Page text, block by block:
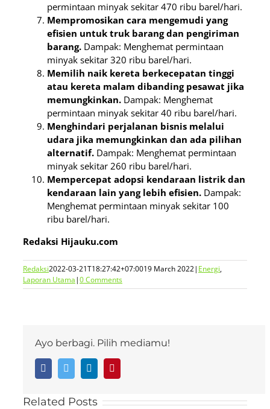
permintaan minyak sekitar 470 ribu barel/hari.
Mempromosikan cara mengemudi yang
efisien untuk truk barang dan pengiriman
barang. Dampak: Menghemat permintaan
minyak sekitar 320 ribu barel/hari.
Memilih naik kereta berkecepatan tinggi
atau kereta malam dibanding pesawat jika
memungkinkan. Dampak: Menghemat
permintaan minyak sekitar 40 ribu barel/hari.
Menghindari perjalanan bisnis melalui
udara jika memungkinkan dan ada pilihan
alternatif. Dampak: Menghemat permintaan
minyak sekitar 260 ribu barel/hari.
Mempercepat adopsi kendaraan listrik dan
kendaraan lain yang lebih efisien. Dampak:
Menghemat permintaan minyak sekitar 100
ribu barel/hari.
Redaksi Hijauku.com
Redaksi2022-03-21T18:27:42+07:0019 March 2022| Energi,
Laporan Utama|0 Comments
Ayo berbagi. Pilih mediamu!
FacebookTwitter LinkedIn
Related Posts